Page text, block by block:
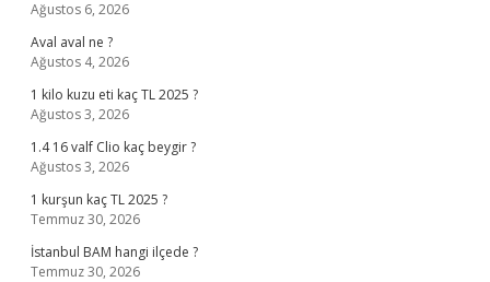
Ağustos 6, 2026
Aval aval ne ?
Ağustos 4, 2026
1 kilo kuzu eti kaç TL 2025 ?
Ağustos 3, 2026
1.4 16 valf Clio kaç beygir ?
Ağustos 3, 2026
1 kurşun kaç TL 2025 ?
Temmuz 30, 2026
İstanbul BAM hangi ilçede ?
Temmuz 30, 2026